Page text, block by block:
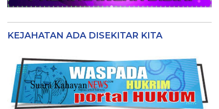
KEJAHATAN ADA DISEKITAR KITA